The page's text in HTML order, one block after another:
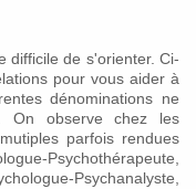
difficile de s'orienter. Ci-
pour vous aider à
dénominations ne
On observe chez les
parfois rendues
Psychothérapeute,
Psychanalyste,